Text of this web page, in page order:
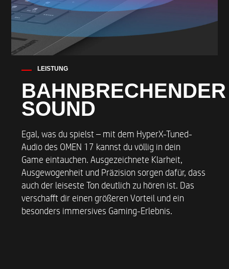
LEISTUNG
BAHNBRECHENDER
SOUND
Egal, was du spielst – mit dem HyperX-Tuned-
Audio des OMEN 17 kannst du völlig in dein
Game eintauchen. Ausgezeichnete Klarheit,
Ausgewogenheit und Präzision sorgen dafür, dass
auch der leiseste Ton deutlich zu hören ist. Das
verschafft dir einen größeren Vorteil und ein
besonders immersives Gaming-Erlebnis.